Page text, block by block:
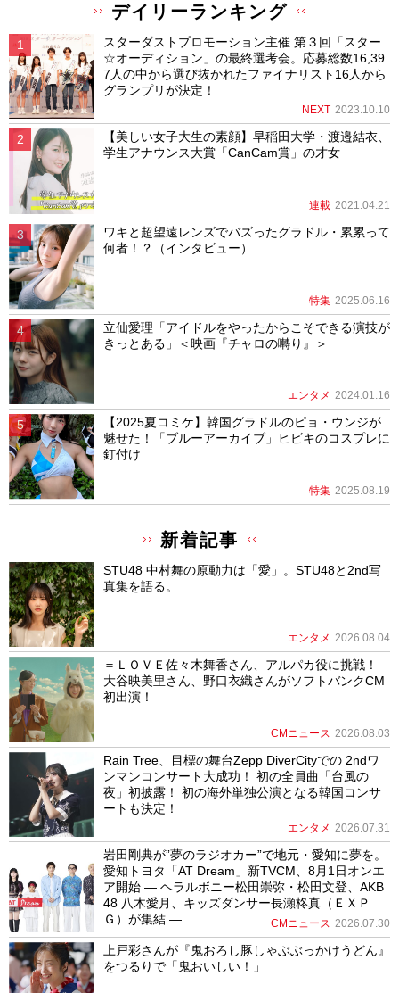
デイリーランキング
スターダストプロモーション主催 第３回「スター
☆オーディション」の最終選考会。応募総数16,39
7人の中から選び抜かれたファイナリスト16人から
グランプリが決定！
NEXT 2023.10.10
【美しい女子大生の素顔】早稲田大学・渡邉結衣、
学生アナウンス大賞「CanCam賞」の才女
連載 2021.04.21
ワキと超望遠レンズでバズったグラドル・累累って
何者！？（インタビュー）
特集 2025.06.16
立仙愛理「アイドルをやったからこそできる演技が
きっとある」＜映画『チャロの囀り』＞
エンタメ 2024.01.16
【2025夏コミケ】韓国グラドルのピョ・ウンジが
魅せた！「ブルーアーカイブ」ヒビキのコスプレに
釘付け
特集 2025.08.19
新着記事
STU48 中村舞の原動力は「愛」。STU48と2nd写
真集を語る。
エンタメ 2026.08.04
＝ＬＯＶＥ佐々木舞香さん、アルパカ役に挑戦！
大谷映美里さん、野口衣織さんがソフトバンクCM
初出演！
CMニュース 2026.08.03
Rain Tree、目標の舞台Zepp DiverCityでの 2ndワ
ンマンコンサート大成功！ 初の全員曲「台風の
夜」初披露！ 初の海外単独公演となる韓国コンサ
ートも決定！
エンタメ 2026.07.31
岩田剛典が”夢のラジオカー”で地元・愛知に夢を。
愛知トヨタ「AT Dream」新TVCM、8月1日オンエ
ア開始 ― ヘラルボニー松田崇弥・松田文登、AKB
48 八木愛月、キッズダンサー長瀬柊真（ＥＸＰ
Ｇ）が集結 ―
CMニュース 2026.07.30
上戸彩さんが『鬼おろし豚しゃぶぶっかけうどん』
をつるりで「鬼おいしい！」